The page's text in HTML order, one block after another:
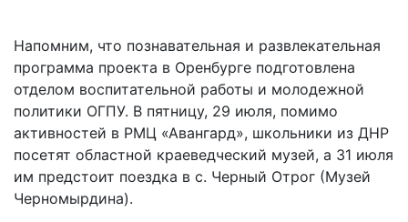
Напомним, что познавательная и развлекательная
программа проекта в Оренбурге подготовлена
отделом воспитательной работы и молодежной
политики ОГПУ. В пятницу, 29 июля, помимо
активностей в РМЦ «Авангард», школьники из ДНР
посетят областной краеведческий музей, а 31 июля
им предстоит поездка в с. Черный Отрог (Музей
Черномырдина).